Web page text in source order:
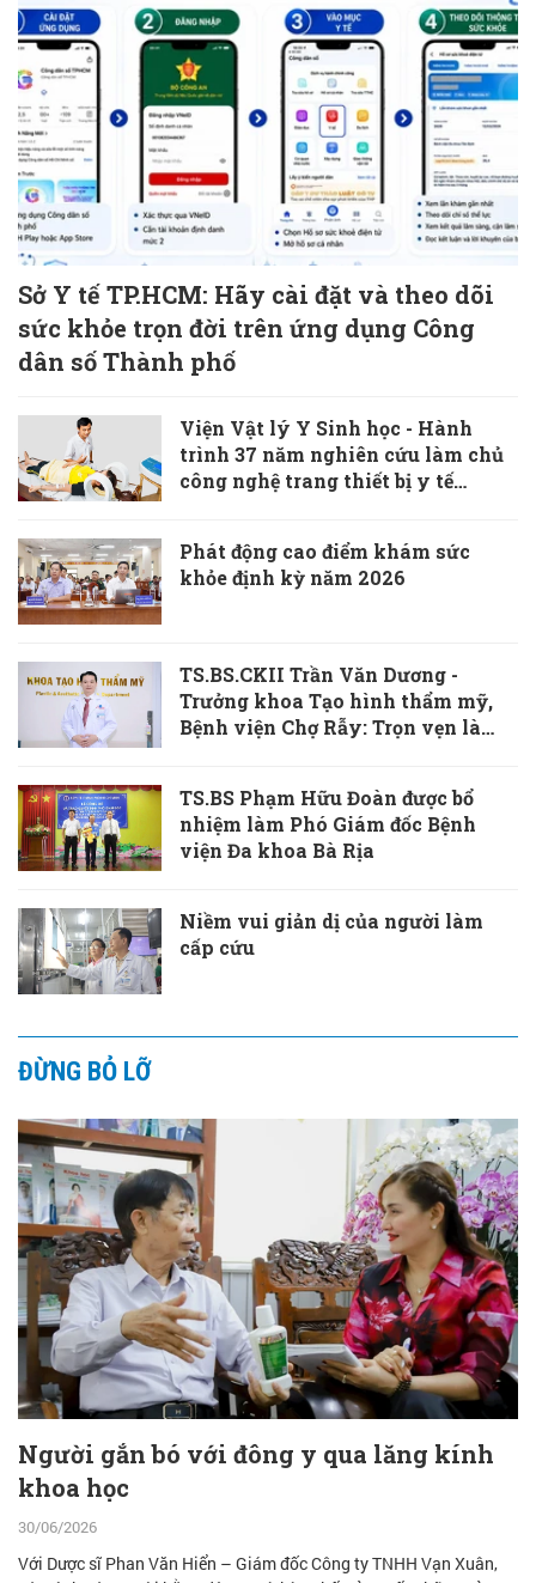
Sở Y tế TP.HCM: Hãy cài đặt và theo dõi
sức khỏe trọn đời trên ứng dụng Công
dân số Thành phố
Viện Vật lý Y Sinh học - Hành
trình 37 năm nghiên cứu làm chủ
công nghệ trang thiết bị y tế
Phát động cao điểm khám sức
khỏe định kỳ năm 2026
TS.BS.CKII Trần Văn Dương -
Trưởng khoa Tạo hình thẩm mỹ,
Bệnh viện Chợ Rẫy: Trọn vẹn là
TS.BS Phạm Hữu Đoàn được bổ
nhiệm làm Phó Giám đốc Bệnh
viện Đa khoa Bà Rịa
Niềm vui giản dị của người làm
cấp cứu
ĐỪNG BỎ LỠ
Người gắn bó với đông y qua lăng kính
khoa học
30/06/2026
Với Dược sĩ Phan Văn Hiển – Giám đốc Công ty TNHH Vạn Xuân,